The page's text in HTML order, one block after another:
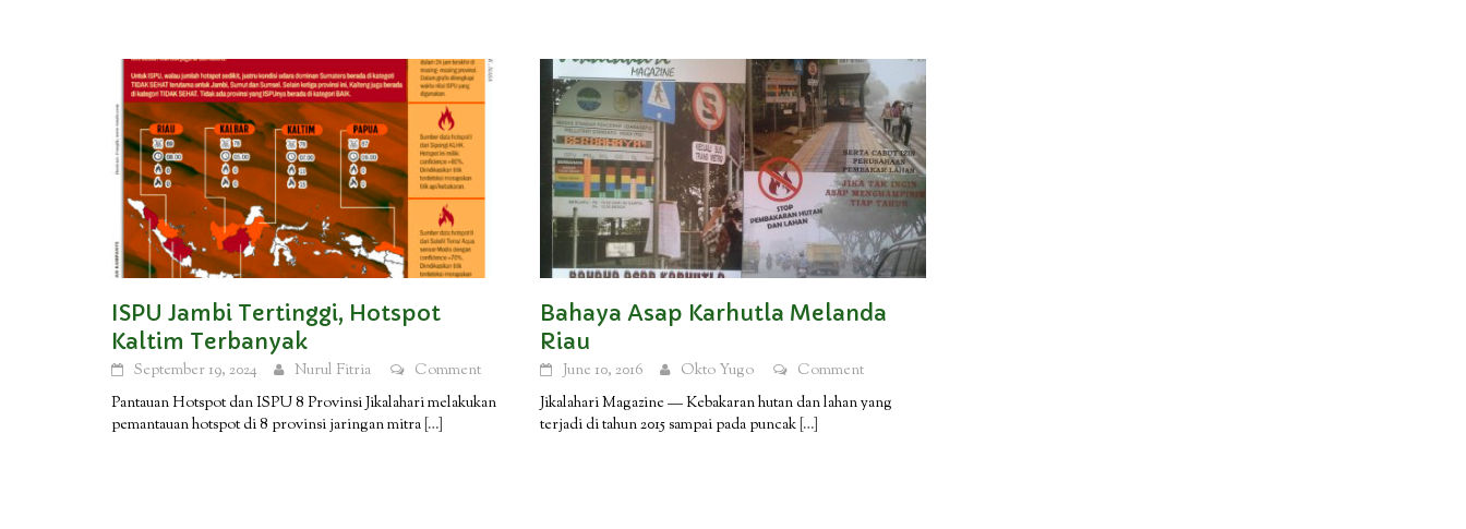
ISPU Jambi Tertinggi, Hotspot
Kaltim Terbanyak
September 19, 2024 Nurul Fitria
Comment
Pantauan Hotspot dan ISPU 8 Provinsi Jikalahari melakukan
pemantauan hotspot di 8 provinsi jaringan mitra […]
Bahaya Asap Karhutla Melanda
Riau
June 10, 2016 Okto Yugo
Comment
Jikalahari Magazine — Kebakaran hutan dan lahan yang
terjadi di tahun 2015 sampai pada puncak […]